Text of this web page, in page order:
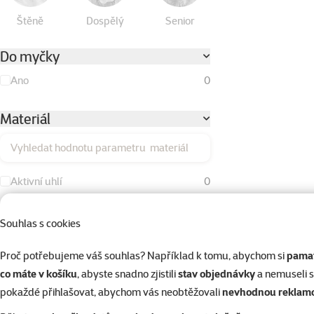
Souhlas s cookies
Proč potřebujeme váš souhlas? Například k tomu, abychom si
co máte v košíku, abyste snadno zjistilistav objednávkya nemuseli
pokaždé přihlašovat, abychom vás neobtěžovalinevhodnou
Štěně Dospělý Senior
Do myčky
Ano 0
Materiál
Vyhledat hodnotu parametru materiál
Aktivní uhlí
0
Duté vlákno
Dřevo
0
Kokos
0